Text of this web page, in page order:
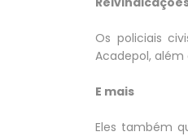
Os policiais
Acadepol,
E mais
Eles também